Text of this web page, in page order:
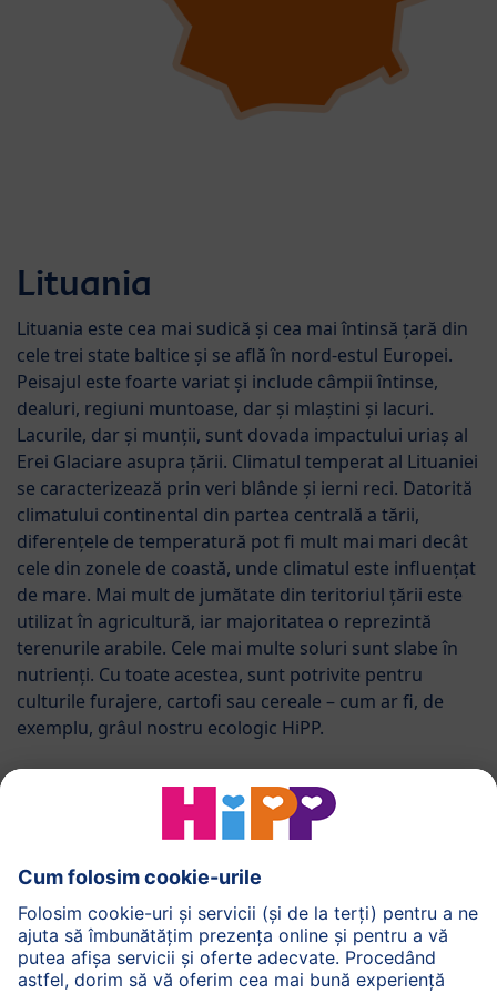
Lituania
Lituania este cea mai sudică și cea mai întinsă țară din
cele trei state baltice și se află în nord-estul Europei.
Peisajul este foarte variat și include câmpii întinse,
dealuri, regiuni muntoase, dar și mlaștini și lacuri.
Lacurile, dar și munții, sunt dovada impactului uriaș al
Erei Glaciare asupra țării. Climatul temperat al Lituaniei
se caracterizează prin veri blânde și ierni reci. Datorită
climatului continental din partea centrală a tării,
diferențele de temperatură pot fi mult mai mari decât
cele din zonele de coastă, unde climatul este influențat
de mare. Mai mult de jumătate din teritoriul țării este
utilizat în agricultură, iar majoritatea o reprezintă
terenurile arabile. Cele mai multe soluri sunt slabe în
nutrienți. Cu toate acestea, sunt potrivite pentru
culturile furajere, cartofi sau cereale – cum ar fi, de
exemplu, grâul nostru ecologic HiPP.